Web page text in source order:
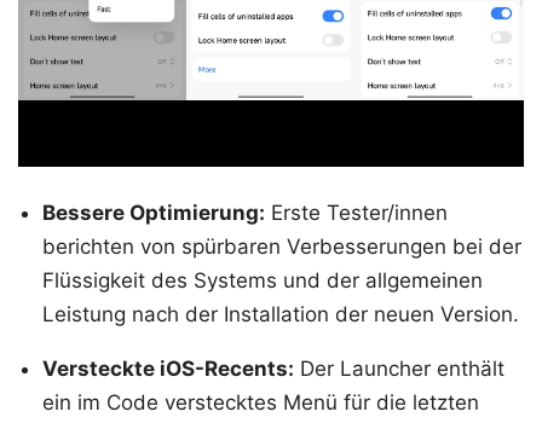
Bessere Optimierung: Erste Tester/innen
berichten von spürbaren Verbesserungen bei der
Flüssigkeit des Systems und der allgemeinen
Leistung nach der Installation der neuen Version.
Versteckte iOS-Recents: Der Launcher enthält
ein im Code verstecktes Menü für die letzten